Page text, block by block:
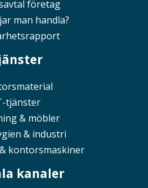
företag
man handla?
tjänster
& möbler
& industri
kontorsmaskiner
kanaler